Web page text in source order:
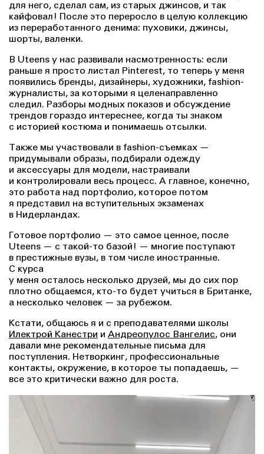
для него, сделал сам, из старых джинсов, и так
кайфовал! После это переросло в целую коллекцию
из переработанного денима: пуховики, джинсы,
шорты, валенки.
В Uteens у нас развивали насмотренность: если
раньше я просто листал Pinterest, то теперь у меня
появились бренды, дизайнеры, художники, fashion-
журналисты, за которыми я целенаправленно
следил. Разборы модных показов и обсуждение
трендов гораздо интереснее, когда ты знаком
с историей костюма и понимаешь отсылки.
Также мы участвовали в fashion-съемках —
придумывали образы, подбирали одежду
и аксессуары для модели, настраивали
и контролировали весь процесс. А главное, конечно,
это работа над портфолио, которое потом
я представил на вступительных экзаменах
в Нидерландах.
Готовое портфолио — это самое ценное, после
Uteens — с такой-то базой! — многие поступают
в престижные вузы, в том числе иностранные.
С курса
у меня осталось несколько друзей, мы до сих пор
плотно общаемся, кто-то будет учиться в Британке,
а несколько человек — за рубежом.
Кстати, общаюсь я и с преподавателями школы
Илектрой Канестри и Андреопулос Вангелис, они
давали мне рекомендательные письма для
поступления. Нетворкинг, профессиональные
контакты, окружение, в которое ты попадаешь, —
все это критически важно для роста.